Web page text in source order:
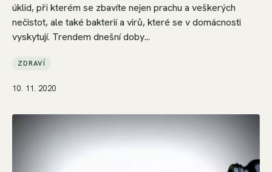
úklid, při kterém se zbavíte nejen prachu a veškerých
nečistot, ale také bakterií a virů, které se v domácnosti
vyskytují. Trendem dnešní doby...
ZDRAVÍ
10. 11. 2020